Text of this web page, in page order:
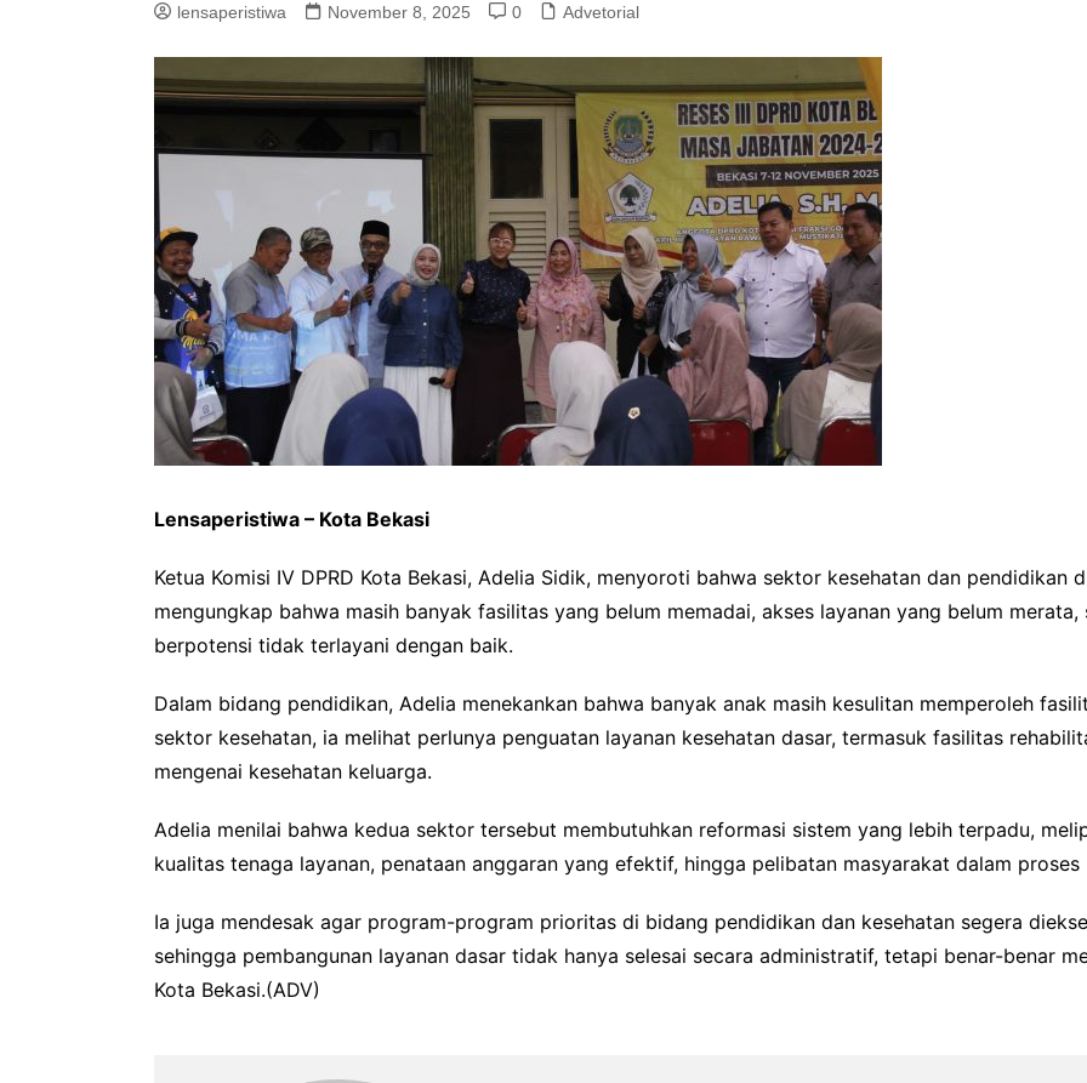
lensaperistiwa November 8, 2025 0 Advetorial
Lensaperistiwa – Kota Bekasi
Ketua Komisi IV DPRD Kota Bekasi, Adelia Sidik, menyoroti bahwa sektor kesehatan dan pendidikan
mengungkap bahwa masih banyak fasilitas yang belum memadai, akses layanan yang belum
berpotensi tidak terlayani dengan baik.
Dalam bidang pendidikan, Adelia menekankan bahwa banyak anak masih kesulitan memperoleh
sektor kesehatan, ia melihat perlunya penguatan layanan kesehatan dasar, termasuk fasilitas
mengenai kesehatan keluarga.
Adelia menilai bahwa kedua sektor tersebut membutuhkan reformasi sistem yang lebih terpadu,
kualitas tenaga layanan, penataan anggaran yang efektif, hingga pelibatan masyarakat dalam proses
Ia juga mendesak agar program-program prioritas di bidang pendidikan dan kesehatan segera
sehingga pembangunan layanan dasar tidak hanya selesai secara administratif, tetapi benar-benar
Kota Bekasi.(ADV)